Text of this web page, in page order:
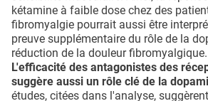
kétamine à faible dose chez des
fibromyalgie pourrait aussi être
preuve supplémentaire du rôle de la
réduction de la douleur fibromyalgique.
L'efficacité des antagonistes des
suggère aussi un rôle clé de la
études, citées dans l'analyse,